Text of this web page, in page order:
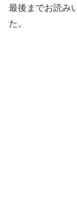
最後までお読み
た。